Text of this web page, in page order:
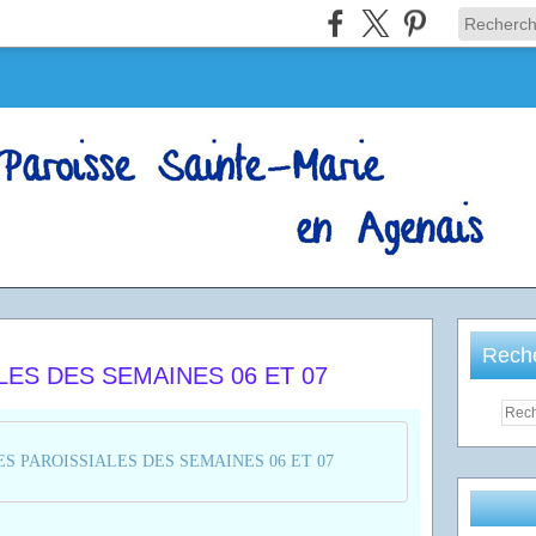
DES SEMAINES 06 ET 07
PAROISSIALES DES SEMAINES 06 ET 07